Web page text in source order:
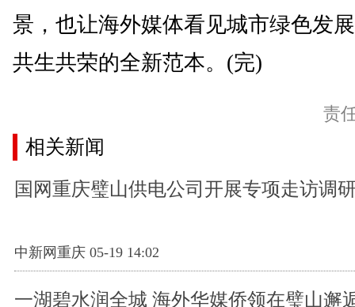
景，也让海外媒体看见城市绿色发
共生共荣的全新范本。(完)
责
相关新闻
国网重庆璧山供电公司开展专项走访调
中新网重庆 05-19 14:02
一湖碧水润全城 海外华媒侨领在璧山邂